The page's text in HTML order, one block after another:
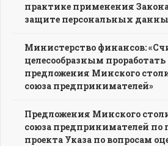
практике применения
защите персональных
Министерство финансов:
целесообразным проработать
предложения Минского
союза предпринимателей»
Предложения Минского
союза предпринимателей по
проекта Указа по вопросам